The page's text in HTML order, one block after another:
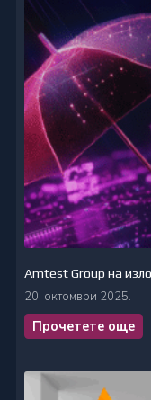
Amtest Group на
20. октомври 2025.
Прочетете още